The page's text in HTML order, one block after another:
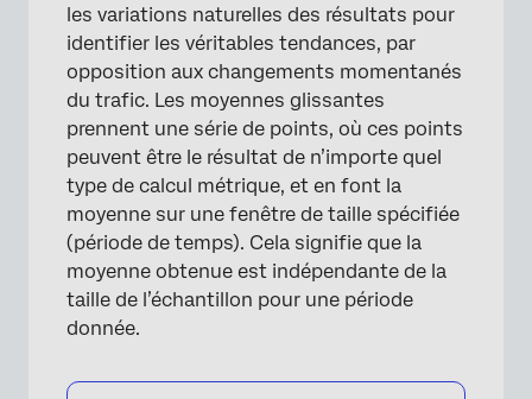
×
les variations naturelles des résultats pour
identifier les véritables tendances, par
opposition aux changements momentanés
du trafic. Les moyennes glissantes
prennent une série de points, où ces points
peuvent être le résultat de n’importe quel
type de calcul métrique, et en font la
moyenne sur une fenêtre de taille spécifiée
(période de temps). Cela signifie que la
moyenne obtenue est indépendante de la
taille de l’échantillon pour une période
donnée.